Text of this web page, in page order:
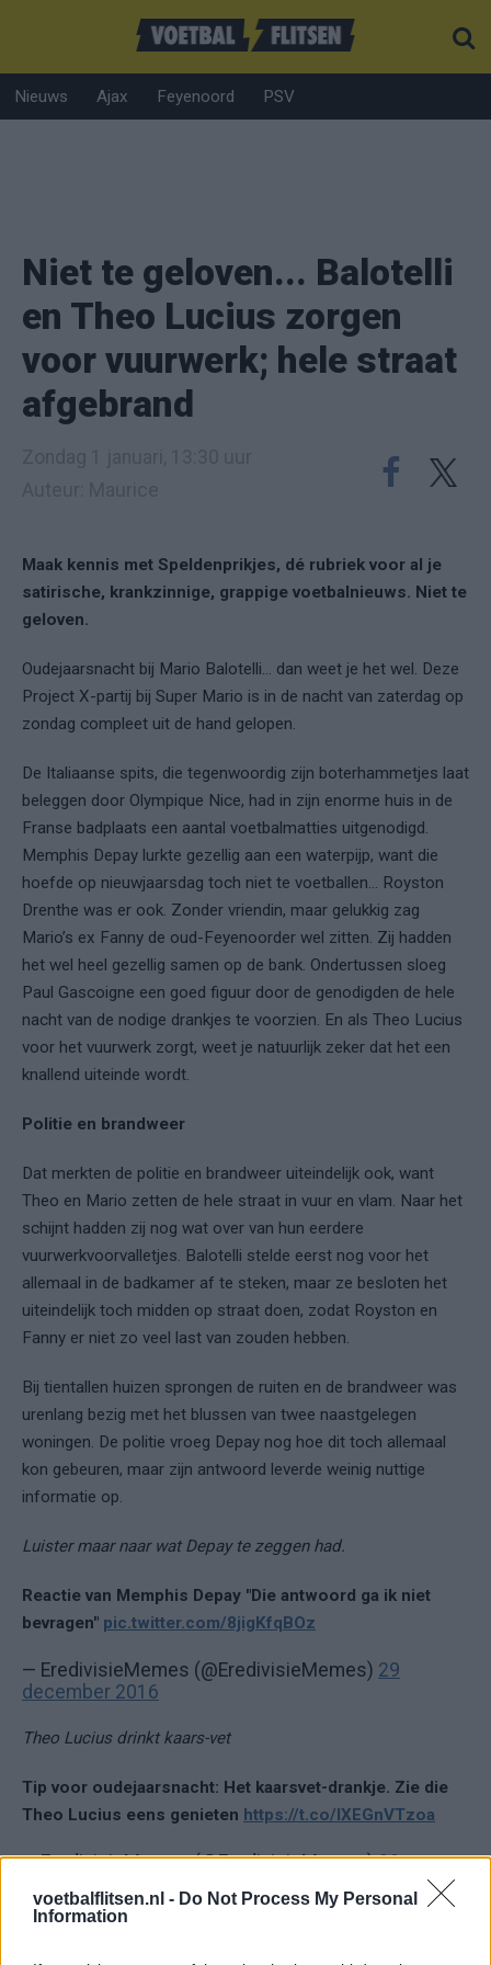
voetbalflitsen.nl - Do Not Process My Personal
Information
Nieuws Ajax Feyenoord PSV
Niet te geloven... Balotelli
en Theo Lucius zorgen
voor vuurwerk; hele straat
afgebrand
Maak kennis met Speldenprikjes, dé rubriek voor al je
satirische, krankzinnige, grappige voetbalnieuws. Niet te
geloven.
Oudejaarsnacht bij Mario Balotelli… dan weet je het wel. Deze
Project X-partij bij Super Mario is in de nacht van zaterdag op
zondag compleet uit de hand gelopen.
De Italiaanse spits, die tegenwoordig zijn boterhammetjes laat
beleggen door Olympique Nice, had in zijn enorme huis in de
Franse badplaats een aantal voetbalmatties uitgenodigd.
Memphis Depay lurkte gezellig aan een waterpijp, want die
hoefde op nieuwjaarsdag toch niet te voetballen… Royston
Drenthe was er ook. Zonder vriendin, maar gelukkig zag
Mario’s ex Fanny de oud-Feyenoorder wel zitten. Zij hadden
het wel heel gezellig samen op de bank. Ondertussen sloeg
Paul Gascoigne een goed figuur door de genodigden de hele
nacht van de nodige drankjes te voorzien. En als Theo Lucius
voor het vuurwerk zorgt, weet je natuurlijk zeker dat het een
knallend uiteinde wordt.
Politie en brandweer
Dat merkten de politie en brandweer uiteindelijk ook, want
Theo en Mario zetten de hele straat in vuur en vlam. Naar het
schijnt hadden zij nog wat over van hun eerdere
vuurwerkvoorvalletjes. Balotelli stelde eerst nog voor het
allemaal in de badkamer af te steken, maar ze besloten het
uiteindelijk toch midden op straat doen, zodat Royston en
Fanny er niet zo veel last van zouden hebben.
Bij tientallen huizen sprongen de ruiten en de brandweer was
urenlang bezig met het blussen van twee naastgelegen
woningen. De politie vroeg Depay nog hoe dit toch allemaal
kon gebeuren, maar zijn antwoord leverde weinig nuttige
informatie op.
Luister maar naar wat Depay te zeggen had.
Reactie van Memphis Depay "Die antwoord ga ik niet
bevragen" pic.twitter.com/8jigKfqBOz
— EredivisieMemes (@EredivisieMemes) 29
december 2016
Theo Lucius drinkt kaars-vet
Tip voor oudejaarsnacht: Het kaarsvet-drankje. Zie die
Theo Lucius eens genieten https://t.co/IXEGnVTzoa
— EredivisieMemes (@EredivisieMemes)29